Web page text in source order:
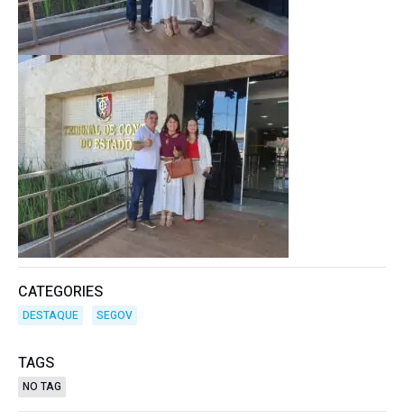
CATEGORIES
DESTAQUE SEGOV
TAGS
NO TAG